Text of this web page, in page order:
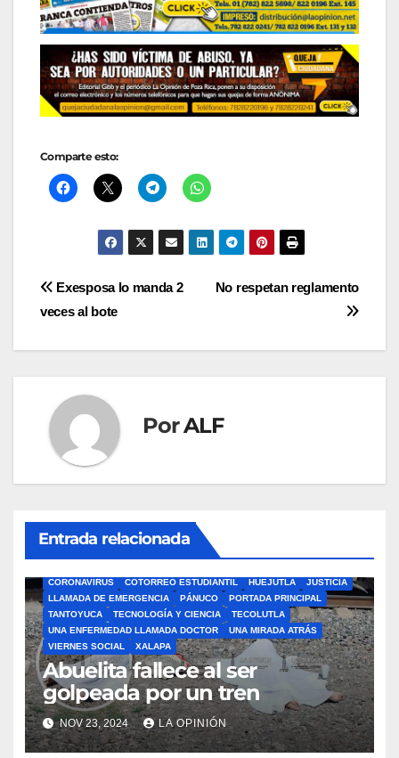
Comparte esto:
Navegación
No respetan reglamento
Exesposa lo manda 2
veces al bote
PorALF
Entrada relacionada
CORONAVIRUS
COTORREO ESTUDIANTIL HUEJUTLA
JUSTICIA
LLAMADA DE EMERGENCIA
PÁNUCO
PORTADA PRINCIPAL
TANTOYUCA
TECNOLOGÍA Y CIENCIA
TECOLUTLA
UNA ENFERMEDAD LLAMADA DOCTOR
UNA MIRADA ATRÁS
VIERNES SOCIAL
XALAPA
Abuelita fallece al ser
golpeada por un tren
NOV 23, 2024 LA OPINIÓN